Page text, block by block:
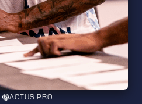
ACTUS PRO